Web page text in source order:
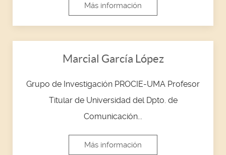
Más información
Marcial García López
Grupo de Investigación PROCIE-UMA Profesor
Titular de Universidad del Dpto. de
Comunicación...
Más información